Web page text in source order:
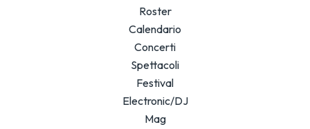
Roster
Calendario
Concerti
Spettacoli
Festival
Electronic/DJ
Mag